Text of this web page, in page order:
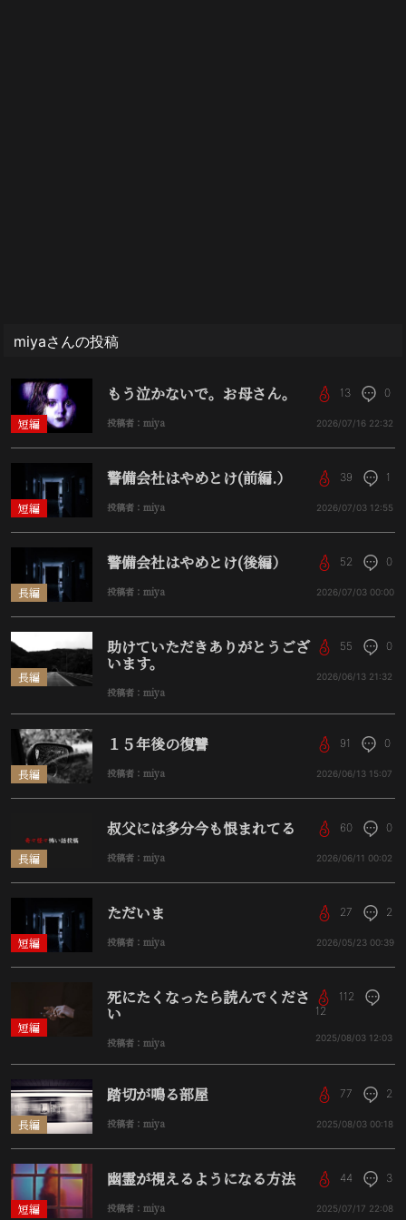
miyaさんの投稿
短編
もう泣かないで。お母さん。
投稿者：miya
13 0
2026/07/16 22:32
短編
警備会社はやめとけ(前編.）
投稿者：miya
39 1
2026/07/03 12:55
長編
警備会社はやめとけ(後編）
投稿者：miya
52 0
2026/07/03 00:00
長編
助けていただきありがとうござ
います。
投稿者：miya
55 0
2026/06/13 21:32
長編
１５年後の復讐
投稿者：miya
91 0
2026/06/13 15:07
長編
叔父には多分今も恨まれてる
投稿者：miya
60 0
2026/06/11 00:02
短編
ただいま
投稿者：miya
27 2
2026/05/23 00:39
短編
死にたくなったら読んでくださ
い
投稿者：miya
112
12
2025/08/03 12:03
長編
踏切が鳴る部屋
投稿者：miya
77 2
2025/08/03 00:18
短編
幽霊が視えるようになる方法
投稿者：miya
44 3
2025/07/17 22:08